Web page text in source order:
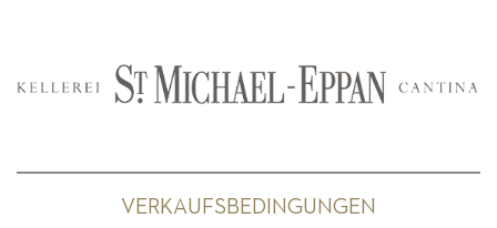
VERKAUFSBEDINGUNGEN